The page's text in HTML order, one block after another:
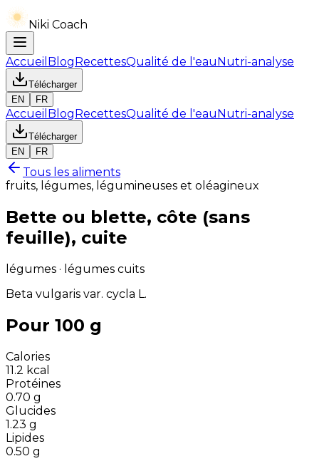
Niki Coach
Accueil BlogRecettesQualité de l'eauNutri-analyse
Télécharger
EN
FR
Accueil BlogRecettesQualité de l'eauNutri-analyse
Télécharger
EN
FR
Tous les aliments
fruits, légumes, légumineuses et oléagineux
Bette ou blette, côte (sans
feuille), cuite
légumes · légumes cuits
Beta vulgaris var. cycla L.
Pour 100 g
Calories
11.2 kcal
Protéines
0.70 g
Glucides
1.23 g
Lipides
0.50 g